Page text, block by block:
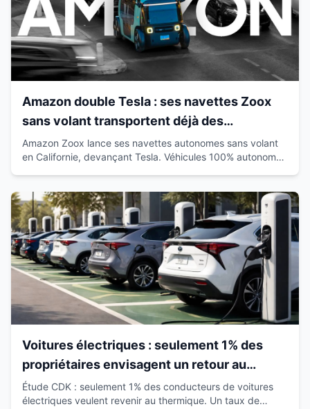
Amazon double Tesla : ses navettes Zoox
sans volant transportent déjà des
passagers en Californie
Amazon Zoox lance ses navettes autonomes sans volant
en Californie, devançant Tesla. Véhicules 100% autonomes
Voitures électriques : seulement 1% des
propriétaires envisagent un retour au
thermique
Étude CDK : seulement 1% des conducteurs de voitures
électriques veulent revenir au thermique. Un taux de